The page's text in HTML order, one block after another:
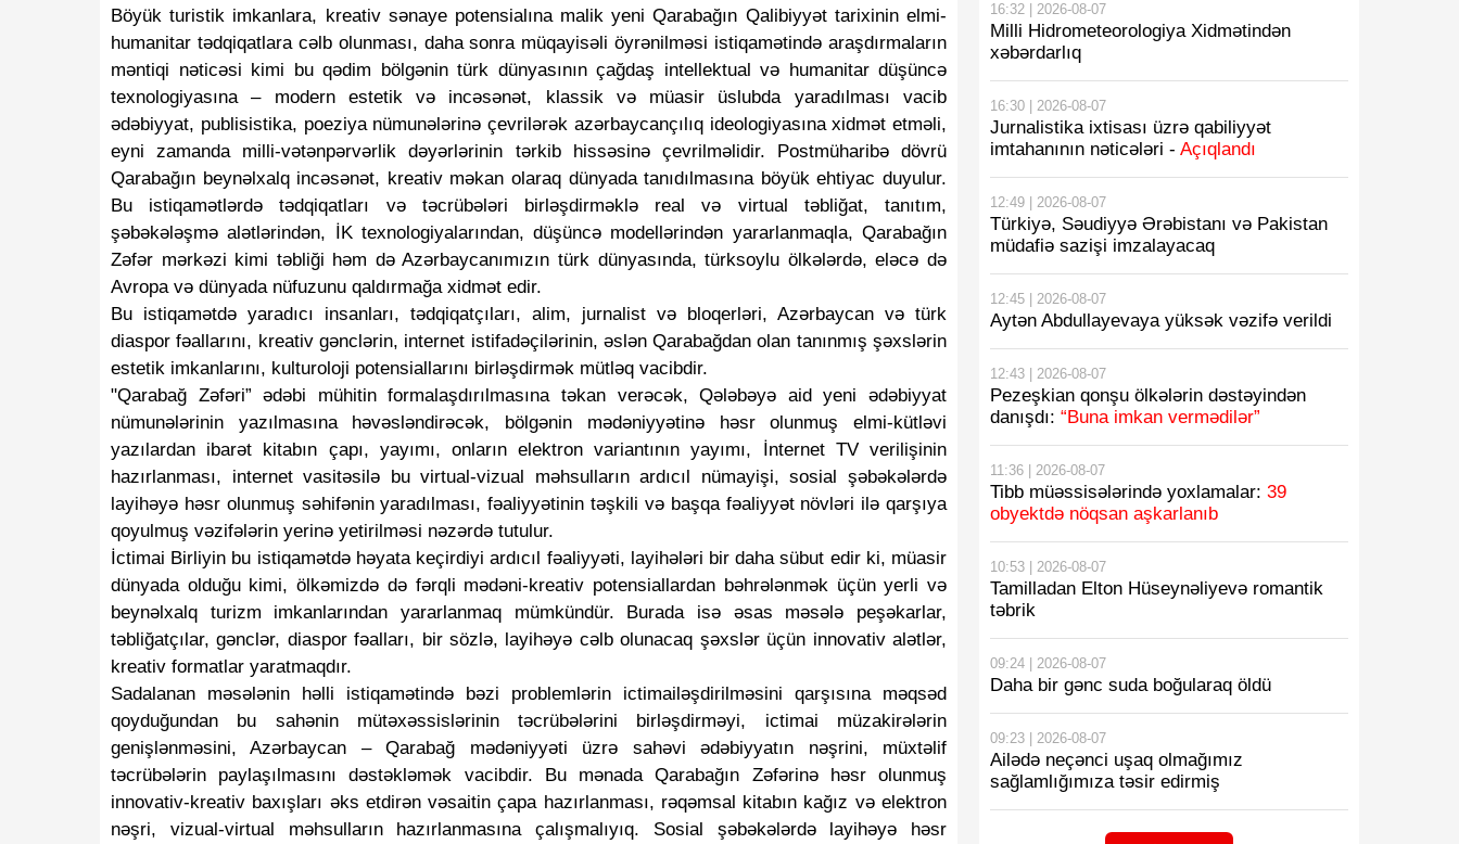
Böyük turistik imkanlara, kreativ sənaye potensialına malik yeni Qarabağın Qalibiyyət tarixinin elmi-
humanitar tədqiqatlara cəlb olunması, daha sonra müqayisəli öyrənilməsi istiqamətində araşdırmaların
məntiqi nəticəsi kimi bu qədim bölgənin türk dünyasının çağdaş intellektual və humanitar düşüncə
texnologiyasına – modern estetik və incəsənət, klassik və müasir üslubda yaradılması vacib
ədəbiyyat, publisistika, poeziya nümunələrinə çevrilərək azərbaycançılıq ideologiyasına xidmət etməli,
eyni zamanda milli-vətənpərvərlik dəyərlərinin tərkib hissəsinə çevrilməlidir. Postmüharibə dövrü
Qarabağın beynəlxalq incəsənət, kreativ məkan olaraq dünyada tanıdılmasına böyük ehtiyac duyulur.
Bu istiqamətlərdə tədqiqatları və təcrübələri birləşdirməklə real və virtual təbliğat, tanıtım,
şəbəkələşmə alətlərindən, İK texnologiyalarından, düşüncə modellərindən yararlanmaqla, Qarabağın
Zəfər mərkəzi kimi təbliği həm də Azərbaycanımızın türk dünyasında, türksoylu ölkələrdə, eləcə də
Avropa və dünyada nüfuzunu qaldırmağa xidmət edir.
Bu istiqamətdə yaradıcı insanları, tədqiqatçıları, alim, jurnalist və bloqerləri, Azərbaycan və türk
diaspor fəallarını, kreativ gənclərin, internet istifadəçilərinin, əslən Qarabağdan olan tanınmış şəxslərin
estetik imkanlarını, kulturoloji potensiallarını birləşdirmək mütləq vacibdir.
"Qarabağ Zəfəri” ədəbi mühitin formalaşdırılmasına təkan verəcək, Qələbəyə aid yeni ədəbiyyat
nümunələrinin yazılmasına həvəsləndirəcək, bölgənin mədəniyyətinə həsr olunmuş elmi-kütləvi
yazılardan ibarət kitabın çapı, yayımı, onların elektron variantının yayımı, İnternet TV verilişinin
hazırlanması, internet vasitəsilə bu virtual-vizual məhsulların ardıcıl nümayişi, sosial şəbəkələrdə
layihəyə həsr olunmuş səhifənin yaradılması, fəaliyyətinin təşkili və başqa fəaliyyət növləri ilə qarşıya
qoyulmuş vəzifələrin yerinə yetirilməsi nəzərdə tutulur.
İctimai Birliyin bu istiqamətdə həyata keçirdiyi ardıcıl fəaliyyəti, layihələri bir daha sübut edir ki, müasir
dünyada olduğu kimi, ölkəmizdə də fərqli mədəni-kreativ potensiallardan bəhrələnmək üçün yerli və
beynəlxalq turizm imkanlarından yararlanmaq mümkündür. Burada isə əsas məsələ peşəkarlar,
təbliğatçılar, gənclər, diaspor fəalları, bir sözlə, layihəyə cəlb olunacaq şəxslər üçün innovativ alətlər,
kreativ formatlar yaratmaqdır.
Sadalanan məsələnin həlli istiqamətində bəzi problemlərin ictimailəşdirilməsini qarşısına məqsəd
qoyduğundan bu sahənin mütəxəssislərinin təcrübələrini birləşdirməyi, ictimai müzakirələrin
genişlənməsini, Azərbaycan – Qarabağ mədəniyyəti üzrə sahəvi ədəbiyyatın nəşrini, müxtəlif
təcrübələrin paylaşılmasını dəstəkləmək vacibdir. Bu mənada Qarabağın Zəfərinə həsr olunmuş
innovativ-kreativ baxışları əks etdirən vəsaitin çapa hazırlanması, rəqəmsal kitabın kağız və elektron
nəşri, vizual-virtual məhsulların hazırlanmasına çalışmalıyıq. Sosial şəbəkələrdə layihəyə həsr
16:32 | 2026-08-07
Milli Hidrometeorologiya Xidmətindən
xəbərdarlıq
16:30 | 2026-08-07
Jurnalistika ixtisası üzrə qabiliyyət
imtahanının nəticələri - Açıqlandı
12:49 | 2026-08-07
Türkiyə, Səudiyyə Ərəbistanı və Pakistan
müdafiə sazişi imzalayacaq
12:45 | 2026-08-07
Aytən Abdullayevaya yüksək vəzifə verildi
12:43 | 2026-08-07
Pezeşkian qonşu ölkələrin dəstəyindən
danışdı: “Buna imkan vermədilər”
11:36 | 2026-08-07
Tibb müəssisələrində yoxlamalar: 39
obyektdə nöqsan aşkarlanıb
10:53 | 2026-08-07
Tamilladan Elton Hüseynəliyevə romantik
təbrik
09:24 | 2026-08-07
Daha bir gənc suda boğularaq öldü
09:23 | 2026-08-07
Ailədə neçənci uşaq olmağımız
sağlamlığımıza təsir edirmiş